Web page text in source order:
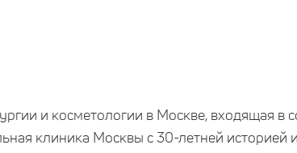
и косметологии в Москве, входящая в
клиника Москвы с 30-летней историей и